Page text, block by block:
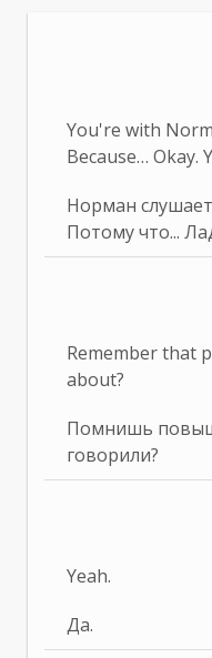
You're with
Because… Okay.
Норман
Потому что...
Remember that
about?
Помнишь
говорили?
Yeah.
Да.